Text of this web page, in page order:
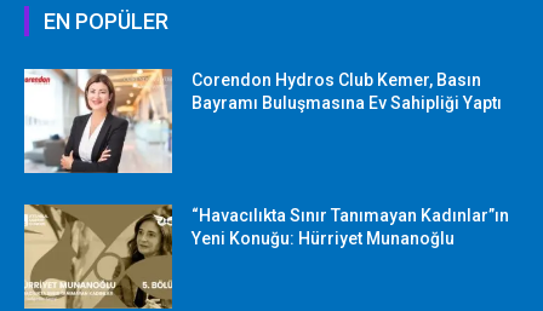
EN POPÜLER
Corendon Hydros Club Kemer, Basın
Bayramı Buluşmasına Ev Sahipliği Yaptı
“Havacılıkta Sınır Tanımayan Kadınlar”ın
Yeni Konuğu: Hürriyet Munanoğlu